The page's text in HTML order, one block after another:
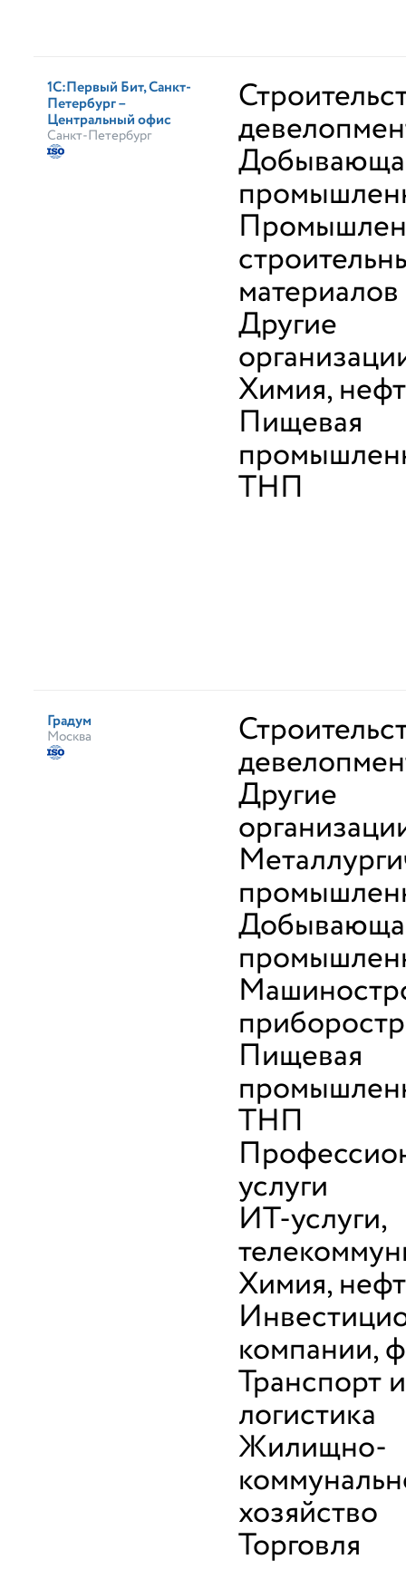
1С:Первый Бит, Санкт-
Петербург –
Центральный офис
Санкт-Петербург
материалов
Другие
Химия,
Пищевая
ТНП
Градум
Москва
Другие
Пищевая
ТНП
услуги
ИТ-услуги,
Химия,
компании,
Транспорт и
логистика
Жилищно-
хозяйство
Торговля